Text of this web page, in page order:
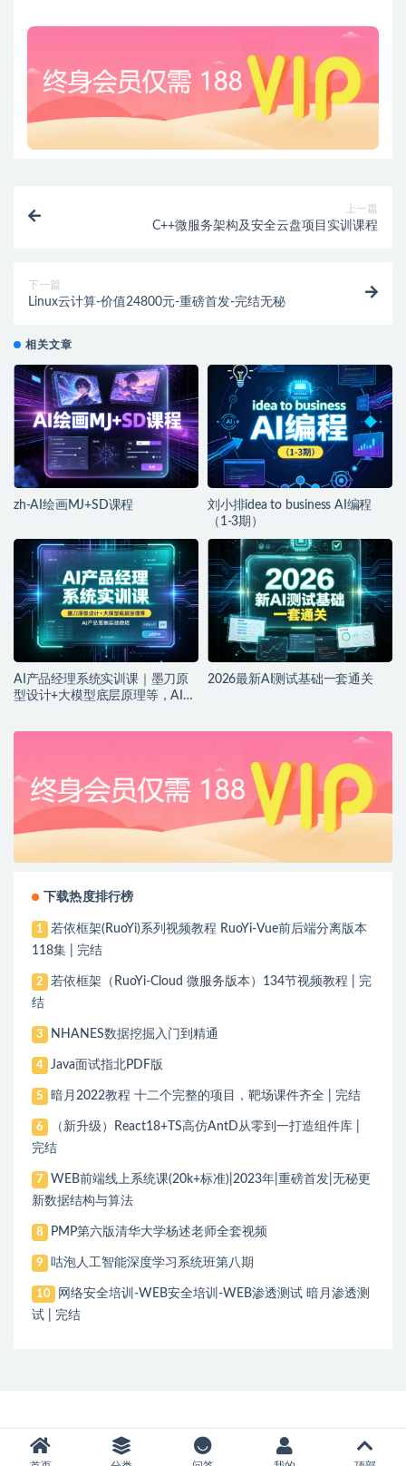
上一篇
C++微服务架构及安全云盘项目实训课程
下一篇
Linux云计算-价值24800元-重磅首发-完结无秘
相关文章
zh-AI绘画MJ+SD课程
刘小排idea to business AI编程
（1-3期）
AI产品经理系统实训课｜墨刀原
型设计+大模型底层原理等，AI产
2026最新AI测试基础一套通关
下载热度排行榜
1
若依框架(RuoYi)系列视频教程 RuoYi-Vue前后端分离版本
118集 | 完结
2
若依框架（RuoYi-Cloud 微服务版本）134节视频教程 | 完
结
3 NHANES数据挖掘入门到精通
4 Java面试指北PDF版
5 暗月2022教程 十二个完整的项目，靶场课件齐全 | 完结
6
（新升级）React18+TS高仿AntD从零到一打造组件库 |
完结
7
WEB前端线上系统课(20k+标准)|2023年|重磅首发|无秘更
新数据结构与算法
8 PMP第六版清华大学杨述老师全套视频
9 咕泡人工智能深度学习系统班第八期
10
网络安全培训-WEB安全培训-WEB渗透测试 暗月渗透测
试 | 完结